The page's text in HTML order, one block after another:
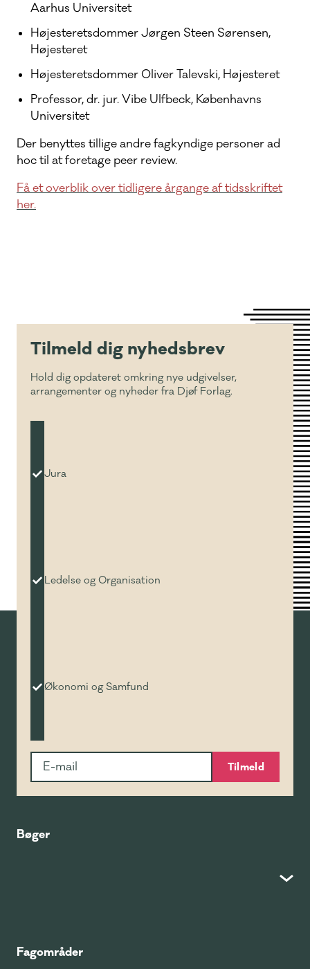
Aarhus Universitet
Højesteretsdommer Jørgen Steen Sørensen,
Højesteret
Højesteretsdommer Oliver Talevski, Højesteret
Professor, dr. jur. Vibe Ulfbeck, Københavns
Universitet
Der benyttes tillige andre fagkyndige personer ad
hoc til at foretage peer review.
Få et overblik over tidligere årgange af tidsskriftet
her.
Tilmeld dig nyhedsbrev
Hold dig opdateret omkring nye udgivelser,
arrangementer og nyheder fra Djøf Forlag.
Jura
Ledelse og Organisation
Økonomi og Samfund
Tilmeld
Bøger
Fagområder